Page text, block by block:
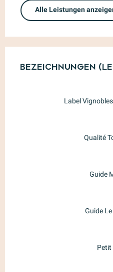
Alle Leistungen
Bezeichnungen
Bezeichnungen
Label
Qualité
Guide
Guide
Petit